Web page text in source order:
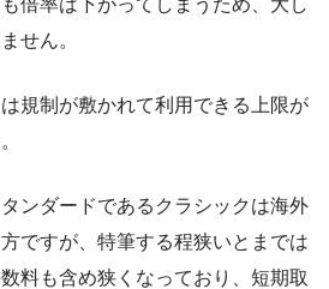
せん。
規制が敷かれて利用できる上限が
ンダードであるクラシックは海外
ですが、特筆する程狭いとまでは
料も含め狭くなっており、短期取